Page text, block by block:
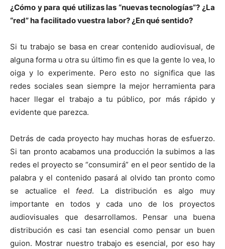
¿Cómo y para qué utilizas las “nuevas tecnologías”? ¿La
“red” ha facilitado vuestra labor? ¿En qué sentido?
Si tu trabajo se basa en crear contenido audiovisual, de
alguna forma u otra su último fin es que la gente lo vea, lo
oiga y lo experimente. Pero esto no significa que las
redes sociales sean siempre la mejor herramienta para
hacer llegar el trabajo a tu público, por más rápido y
evidente que parezca.
Detrás de cada proyecto hay muchas horas de esfuerzo.
Si tan pronto acabamos una producción la subimos a las
redes el proyecto se “consumirá” en el peor sentido de la
palabra y el contenido pasará al olvido tan pronto como
se actualice el feed. La distribución es algo muy
importante en todos y cada uno de los proyectos
audiovisuales que desarrollamos. Pensar una buena
distribución es casi tan esencial como pensar un buen
guion. Mostrar nuestro trabajo es esencial, por eso hay